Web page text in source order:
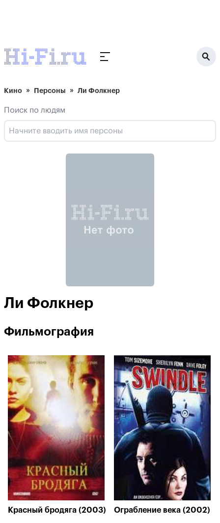
Кино Персоны Ли Фолкнер
Поиск по людям
Ли Фолкнер
Фильмография
Красный бродяга (2003) Ограбление века (2002)